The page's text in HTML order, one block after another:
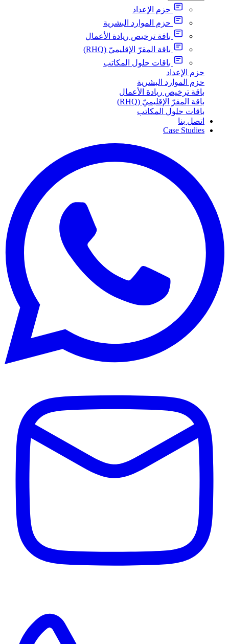
حزم الإعداد
حزم الموارد البشرية
باقة ترخيص ريادة الأعمال
باقة المقرّ الإقليميّ (RHQ)
باقات حلول المكاتب
حزم الإعداد
حزم الموارد البشرية
باقة ترخيص ريادة الأعمال
باقة المقرّ الإقليميّ (RHQ)
باقات حلول المكاتب
اتصل بنا
Case Studies